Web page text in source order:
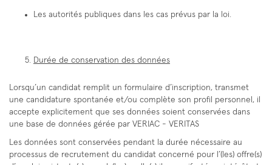
Les autorités publiques dans les cas prévus par la loi.
Durée de conservation des données
Lorsqu’un candidat remplit un formulaire d’inscription, transmet
une candidature spontanée et/ou complète son profil personnel, il
accepte explicitement que ses données soient conservées dans
une base de données gérée par VERIAC - VERITAS
Les données sont conservées pendant la durée nécessaire au
processus de recrutement du candidat concerné pour l’(les) offre(s)